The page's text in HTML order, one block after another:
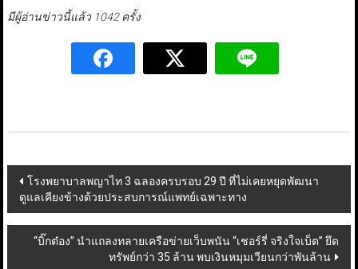
มีผู้อ่านข่าวนี้แล้ว 1042 ครั้ง
Post
navigation
โรงพยาบาลพญาไท 3 ฉลองครบรอบ 29 ปี ที่ไม่เคยหยุดพัฒนา
ดูแลเคียงข้างด้วยประสบการณ์แพทย์เฉพาะทาง
“บิ๊กต๋อง” นำแถลงทลายเครือข่ายเว็บพนัน “เชอร์รี่ จริงใจเบ็ต” ยึด
ทรัพย์กว่า 35 ล้าน พบเงินหมุมเวียนกว่าพันล้าน